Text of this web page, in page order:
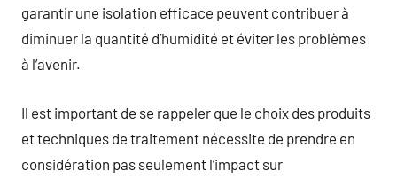
garantir une isolation efficace peuvent contribuer à
diminuer la quantité d’humidité et éviter les problèmes
à l’avenir.
Il est important de se rappeler que le choix des produits
et techniques de traitement nécessite de prendre en
considération pas seulement l’impact sur